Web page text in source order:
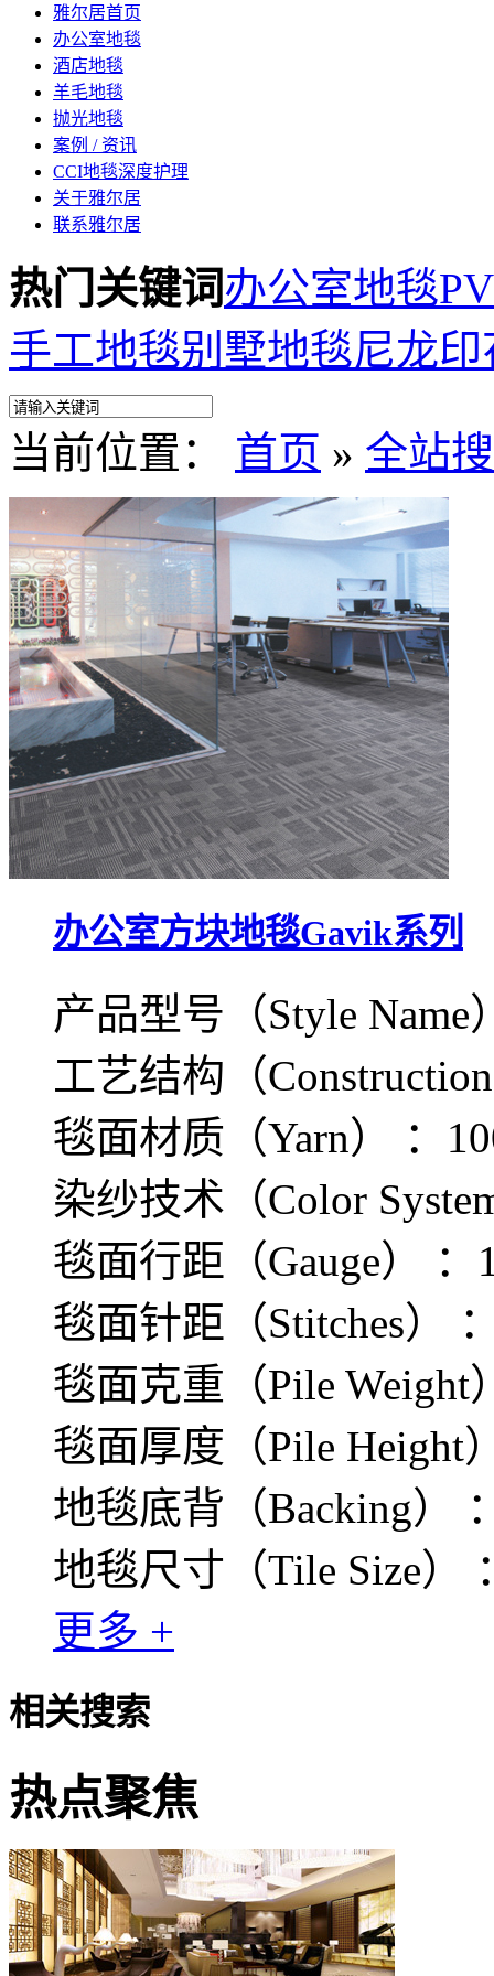
雅尔居首页
办公室地毯
酒店地毯
羊毛地毯
抛光地毯
案例 / 资讯
CCI地毯深度护理
关于雅尔居
联系雅尔居
热门关键词办公室地毯
手工地毯别墅地毯尼龙
当前位置： 首页 » 全站
办公室方块地毯Gavik系列
产品型号（Style Name
工艺结构（
毯面材质（Yarn） ：
染纱技术（Color
毯面行距（Gauge） ：
毯面针距（Stitches）
毯面克重（Pile Weight
毯面厚度（Pile Height
地毯底背（Backing）
地毯尺寸（Tile Size）
更多 +
相关搜索
热点聚焦